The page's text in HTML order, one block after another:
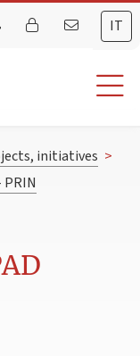
IT
initiatives >